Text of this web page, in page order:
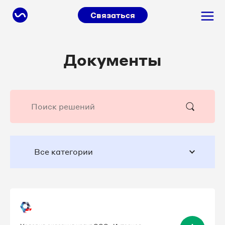
Связаться
Документы
Все категории